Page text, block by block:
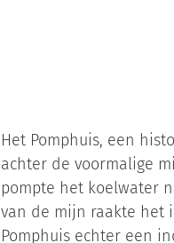
Het Pomphuis, een
achter de voormalige
pompte het koelwater
van de mijn raakte het
Pomphuis echter een